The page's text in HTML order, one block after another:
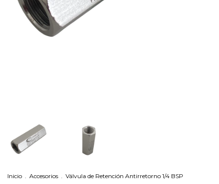
Inicio . Accesorios . Válvula de Retención Antirretorno 1/4 BSP